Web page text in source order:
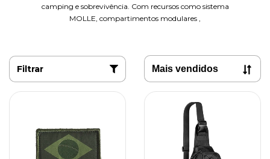
camping e sobrevivência. Com recursos como sistema
MOLLE, compartimentos modulares ,
Filtrar